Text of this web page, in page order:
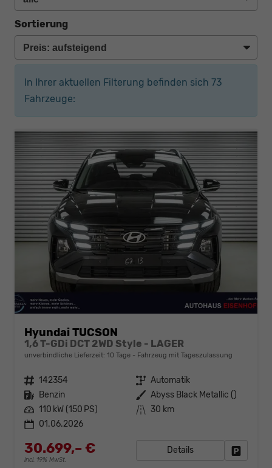
Sortierung
In Ihrer aktuellen Filterung befinden sich 73
Fahrzeuge:
Hyundai TUCSON
1,6 T-GDi DCT 2WD Style - LAGER
unverbindliche Lieferzeit: 10 Tage Fahrzeug mit Tageszulassung
Fahrzeugnr. 142354 Getriebe Automatik
Kraftstoff Benzin Außenfarbe Abyss Black Metallic ()
Leistung 110 kW (150 PS) Kilometerstand 30 km
01.06.2026
30.699,– €
incl. 19% MwSt.
Details